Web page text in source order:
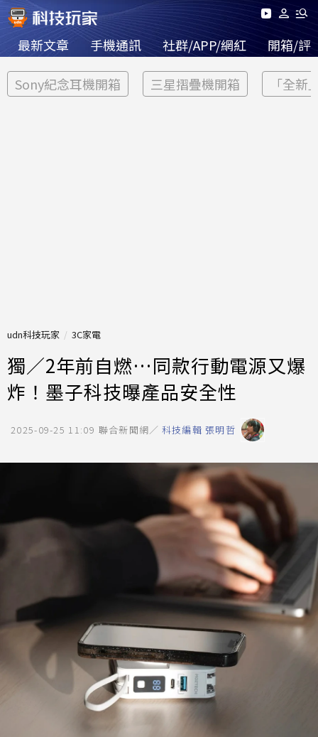
最新文章 手機通訊 社群/APP/網紅 開箱/評
Sony紀念耳機開箱 三星摺疊機開箱 「全新
udn科技玩家 3C家電
獨／2年前自燃…同款行動電源又爆
炸！墨子科技曝產品安全性
2025-09-25 11:09 聯合新聞網／ 科技編輯 張明哲